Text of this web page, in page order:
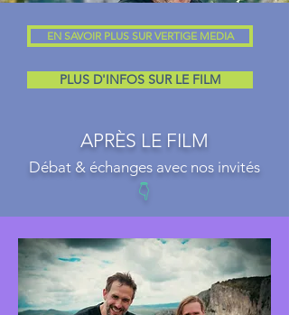
EN SAVOIR PLUS SUR VERTIGE MEDIA
PLUS D'INFOS SUR LE FILM
APRÈS LE FILM
Débat & échanges avec nos invités
👇